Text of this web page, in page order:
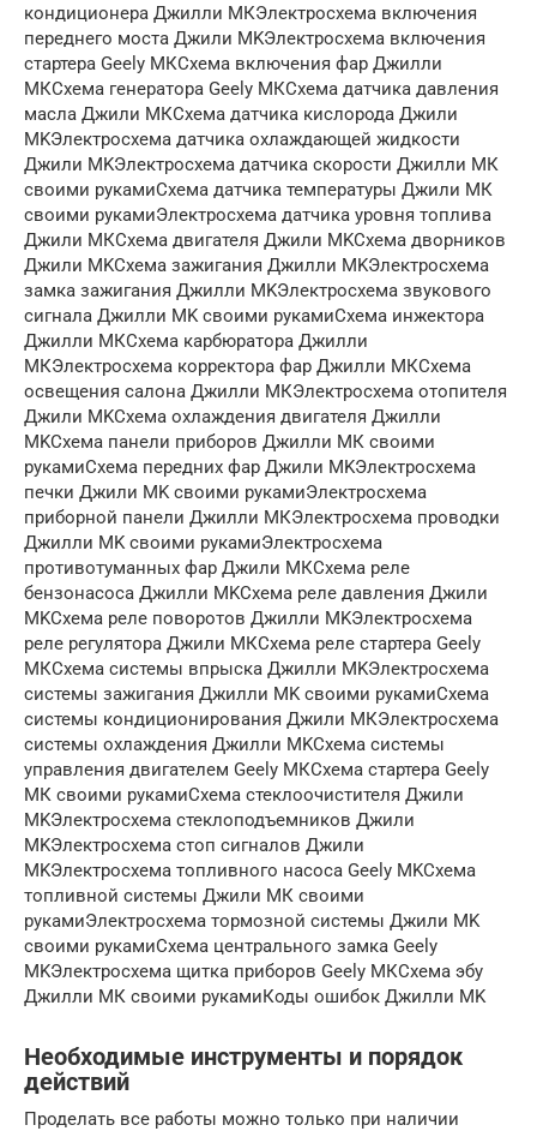
кондиционера Джилли МКЭлектросхема включения
переднего моста Джили MKЭлектросхема включения
стартера Geely МКСхема включения фар Джилли
МКСхема генератора Geely МКСхема датчика давления
масла Джили МКСхема датчика кислорода Джили
MKЭлектросхема датчика охлаждающей жидкости
Джили MKЭлектросхема датчика скорости Джилли МК
своими рукамиСхема датчика температуры Джили МК
своими рукамиЭлектросхема датчика уровня топлива
Джили МКСхема двигателя Джили MKСхема дворников
Джили MKСхема зажигания Джилли MKЭлектросхема
замка зажигания Джилли MKЭлектросхема звукового
сигнала Джилли MK своими рукамиСхема инжектора
Джилли МКСхема карбюратора Джилли
МКЭлектросхема корректора фар Джилли МКСхема
освещения салона Джилли МКЭлектросхема отопителя
Джили MKСхема охлаждения двигателя Джилли
MKСхема панели приборов Джилли МК своими
рукамиСхема передних фар Джили MKЭлектросхема
печки Джили MK своими рукамиЭлектросхема
приборной панели Джилли МКЭлектросхема проводки
Джилли MK своими рукамиЭлектросхема
противотуманных фар Джили МКСхема реле
бензонасоса Джилли MKСхема реле давления Джили
MKСхема реле поворотов Джилли MKЭлектросхема
реле регулятора Джили МКСхема реле стартера Geely
МКСхема системы впрыска Джилли MKЭлектросхема
системы зажигания Джилли MK своими рукамиСхема
системы кондиционирования Джили МКЭлектросхема
системы охлаждения Джилли MKСхема системы
управления двигателем Geely МКСхема стартера Geely
МК своими рукамиСхема стеклоочистителя Джили
MKЭлектросхема стеклоподъемников Джили
MKЭлектросхема стоп сигналов Джили
MKЭлектросхема топливного насоса Geely MKСхема
топливной системы Джили МК своими
рукамиЭлектросхема тормозной системы Джили MK
своими рукамиСхема центрального замка Geely
MKЭлектросхема щитка приборов Geely МКСхема эбу
Джилли МК своими рукамиКоды ошибок Джилли MK
Необходимые инструменты и порядок
действий
Проделать все работы можно только при наличии